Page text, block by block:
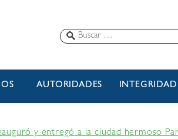
AUTORIDADES INTEGRIDAD
y entregó a la ciudad hermoso